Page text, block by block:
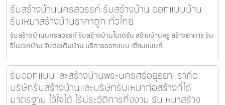
รับสร้างบ้านนครสวรรค์ รับสร้างบ้าน ออกแบบบ้าน
รับเหมาสร้างบ้านราคาถูก ทั่วไทย
รับสร้างบ้านนครสวรรค์ รับสร้างบ้านโมเดิร์น สร้างบ้านหรู สร้างอาคาร รับ
รีโนเวทบ้าน รับต่อเติมบ้าน บริการออกแบบ เขียนแบบก่
รับออกแบบและสร้างบ้านพระนครศรีอยุธยา เราคือ
บริษัทรับสร้างบ้านและบริษัทรับเหมาก่อสร้างที่ได้
มาตรฐาน ไว้ใจได้ ไร้ประวัติการทิ้งงาน รับเหมาสร้าง